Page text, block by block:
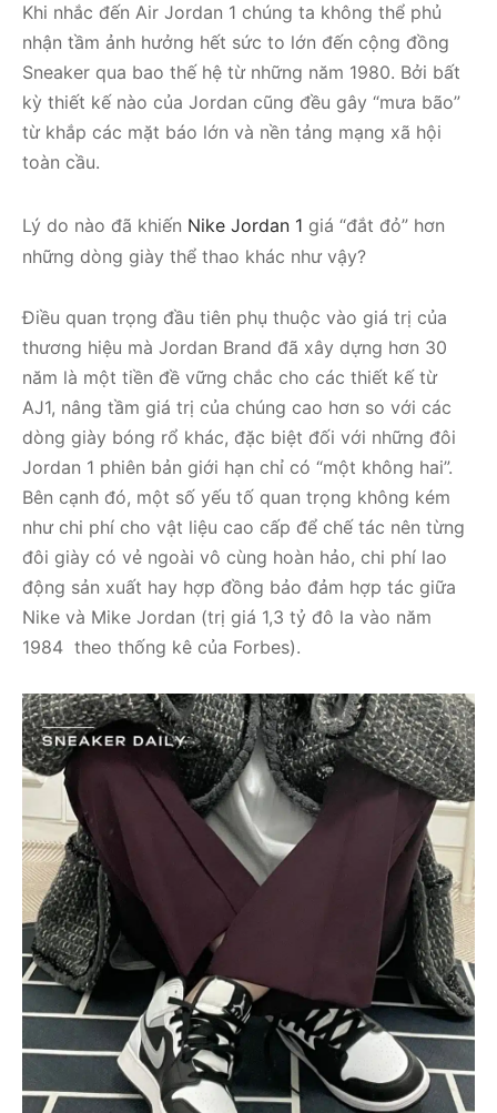
Khi nhắc đến Air Jordan 1 chúng ta không thể phủ
nhận tầm ảnh hưởng hết sức to lớn đến cộng đồng
Sneaker qua bao thế hệ từ những năm 1980. Bởi bất
kỳ thiết kế nào của Jordan cũng đều gây “mưa bão”
từ khắp các mặt báo lớn và nền tảng mạng xã hội
toàn cầu.
Lý do nào đã khiến Nike Jordan 1 giá “đắt đỏ” hơn
những dòng giày thể thao khác như vậy?
Điều quan trọng đầu tiên phụ thuộc vào giá trị của
thương hiệu mà Jordan Brand đã xây dựng hơn 30
năm là một tiền đề vững chắc cho các thiết kế từ
AJ1, nâng tầm giá trị của chúng cao hơn so với các
dòng giày bóng rổ khác, đặc biệt đối với những đôi
Jordan 1 phiên bản giới hạn chỉ có “một không hai”.
Bên cạnh đó, một số yếu tố quan trọng không kém
như chi phí cho vật liệu cao cấp để chế tác nên từng
đôi giày có vẻ ngoài vô cùng hoàn hảo, chi phí lao
động sản xuất hay hợp đồng bảo đảm hợp tác giữa
Nike và Mike Jordan (trị giá 1,3 tỷ đô la vào năm
1984 theo thống kê của Forbes).